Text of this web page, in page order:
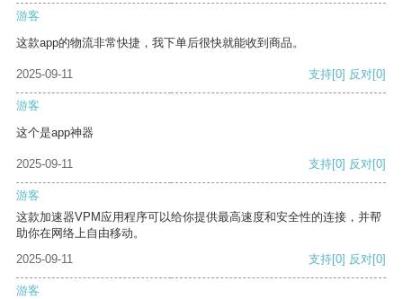
游客
这款app的物流非常快捷，我下单后很快就能收到商品。
2025-09-11 支持[0] 反对[0]
游客
这个是app神器
2025-09-11 支持[0] 反对[0]
游客
这款加速器VPM应用程序可以给你提供最高速度和安全性的连接，并帮
助你在网络上自由移动。
2025-09-11
支持[0] 反对[0]
游客